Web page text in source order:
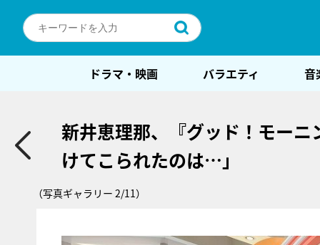
ドラマ・映画 バラエティ 音
新井恵理那、『グッド！モー
けてこられたのは…」
（写真ギャラリー 2/11）